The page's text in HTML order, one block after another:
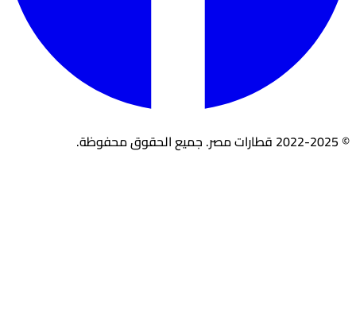
© 2022-2025 قطارات مصر. جميع الحقوق محفوظة.